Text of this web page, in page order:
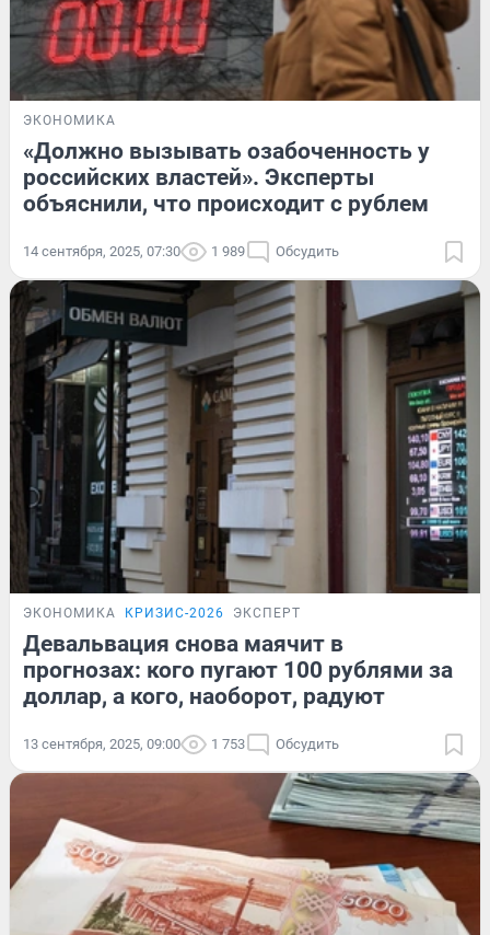
ЭКОНОМИКА
«Должно вызывать озабоченность у
российских властей». Эксперты
объяснили, что происходит с рублем
14 сентября, 2025, 07:30 1 989 Обсудить
ЭКОНОМИКА КРИЗИС-2026 ЭКСПЕРТ
Девальвация снова маячит в
прогнозах: кого пугают 100 рублями за
доллар, а кого, наоборот, радуют
13 сентября, 2025, 09:00 1 753 Обсудить